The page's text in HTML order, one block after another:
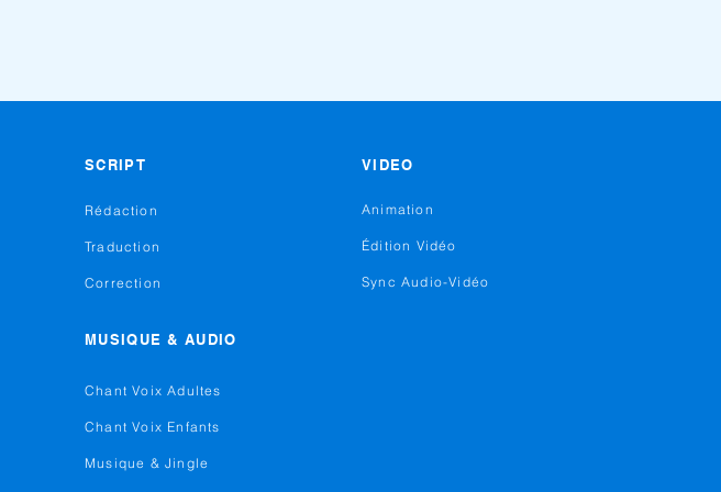
SCRIPT
Rédaction
Traduction
Correction
VIDEO
Animation
Édition Vidéo
Sync Audio-Vidéo
MUSIQUE & AUDIO
Chant Voix Adultes
Chant Voix Enfants
Musique & Jingle